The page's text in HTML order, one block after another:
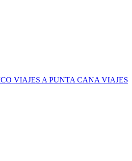
VIAJES A PUNTA CANA VIAJES